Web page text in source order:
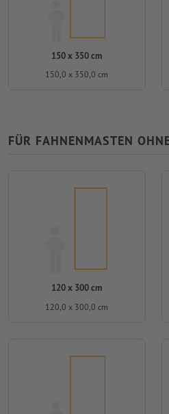
150 x 350 cm
150,0 x 350,0 cm
FÜR FAHNENMASTEN
120 x 300 cm
120,0 x 300,0 cm